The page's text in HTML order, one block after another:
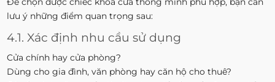
lưu ý những điểm quan trọng sau:
4.1. Xác định nhu cầu sử dụng
Cửa chính hay cửa phòng?
Dùng cho gia đình, văn phòng hay căn hộ cho thuê?